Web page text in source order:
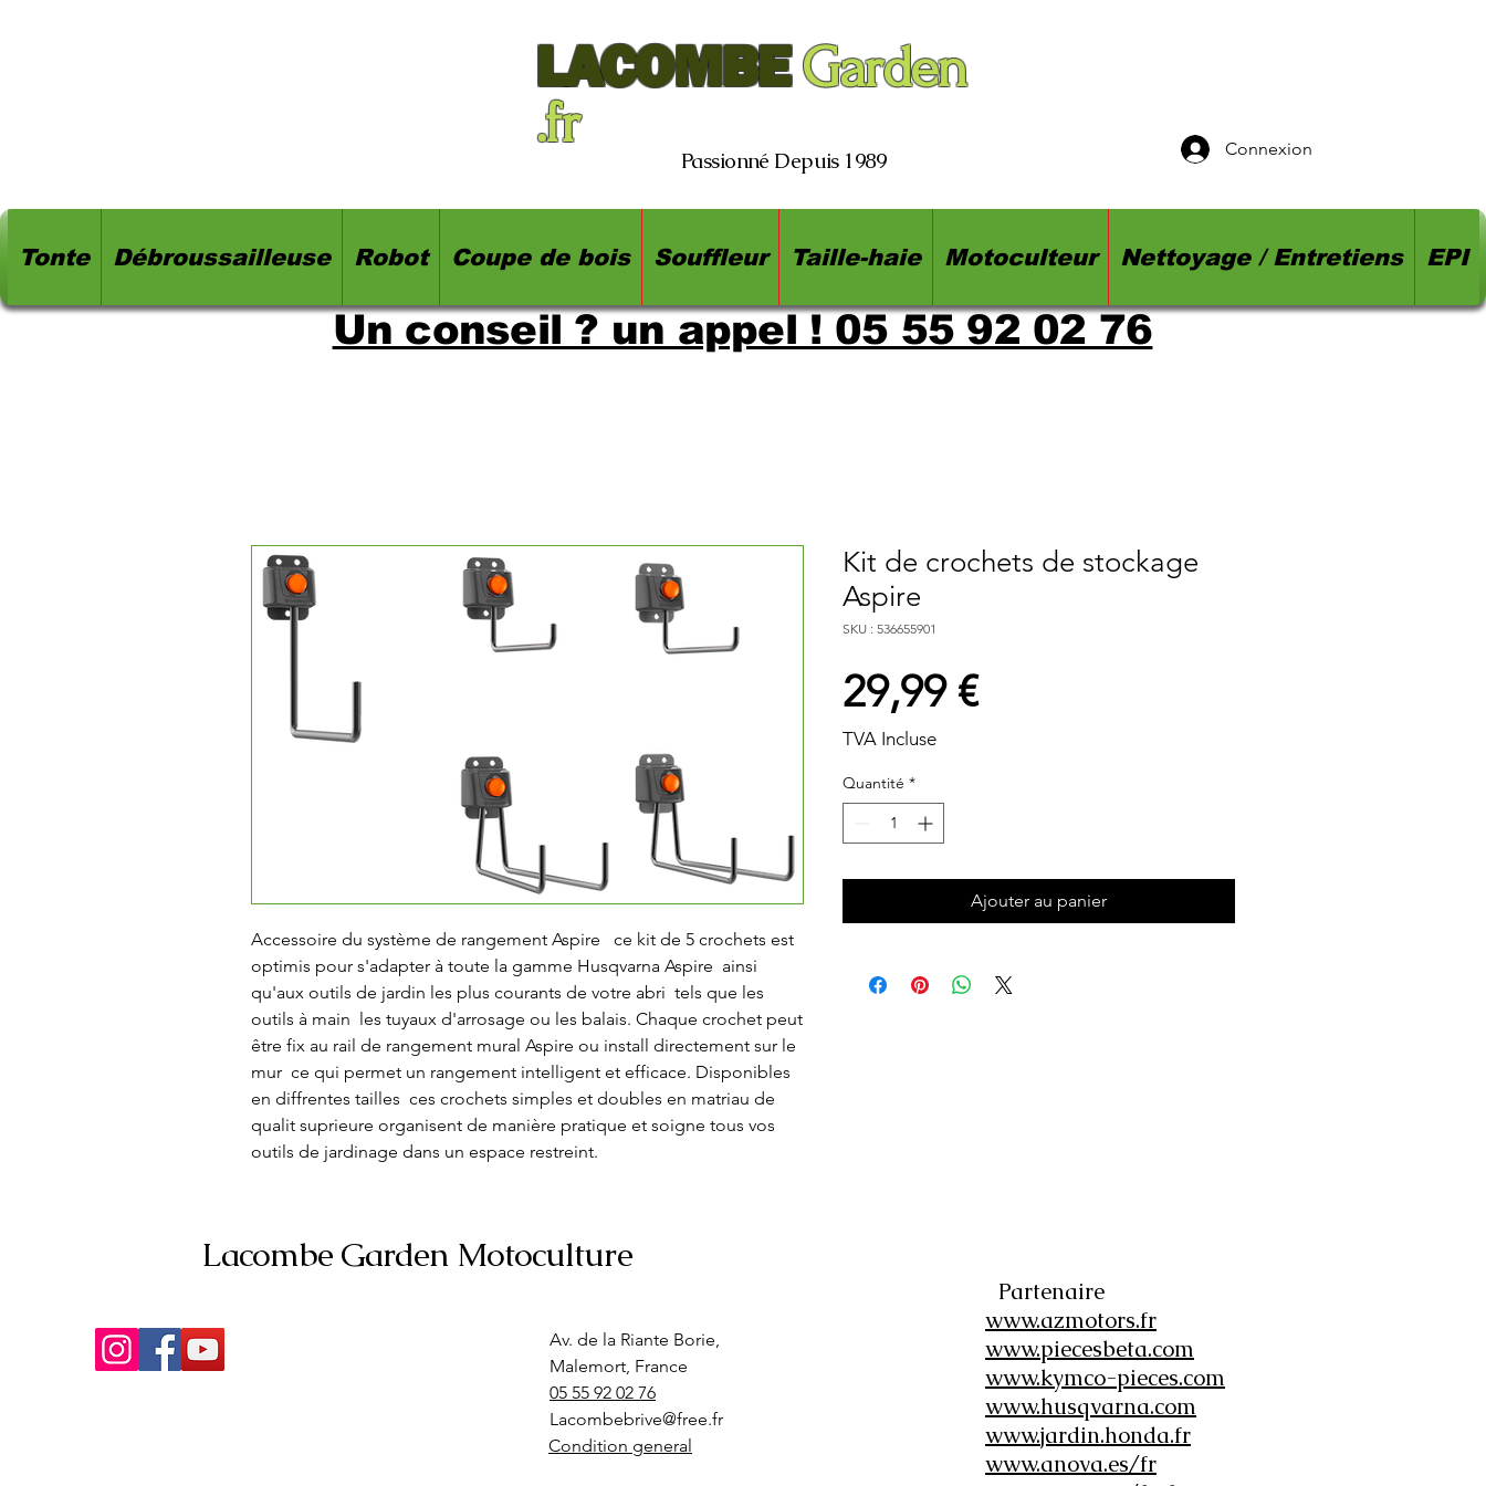
LACOMBE Garden
.fr
Passionné Depuis 1989 Connexion
Tonte Débroussailleuse Robot Coupe de bois Souffleur Taille-haie Motoculteur Nettoyage / Entretiens EPI
Un conseil ? un appel ! 05 55 92 02 76
Accessoire du système de rangement Aspire   ce kit de 5 crochets est
optimis pour s'adapter à toute la gamme Husqvarna Aspire  ainsi
qu'aux outils de jardin les plus courants de votre abri  tels que les
outils à main  les tuyaux d'arrosage ou les balais. Chaque crochet peut
être fix au rail de rangement mural Aspire ou install directement sur le
mur  ce qui permet un rangement intelligent et efficace. Disponibles
en diffrentes tailles  ces crochets simples et doubles en matriau de
qualit suprieure organisent de manière pratique et soigne tous vos
outils de jardinage dans un espace restreint.
Kit de crochets de stockage
Aspire
SKU : 536655901
29,99 €Prix
TVA Incluse
Quantité *
Ajouter au panier
Lacombe Garden Motoculture
Av. de la Riante Borie,
Malemort, France
05 55 92 02 76
Lacombebrive@free.fr
Condition general
Partenaire
www.azmotors.fr
www.piecesbeta.com
www.kymco-pieces.com
www.husqvarna.com
www.jardin.honda.fr
www.anova.es/fr